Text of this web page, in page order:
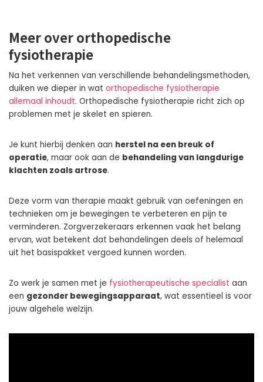
Meer over orthopedische
fysiotherapie
Na het verkennen van verschillende behandelingsmethoden,
duiken we dieper in wat orthopedische fysiotherapie
allemaal inhoudt. Orthopedische fysiotherapie richt zich op
problemen met je skelet en spieren.
Je kunt hierbij denken aan herstel na een breuk of
operatie, maar ook aan de behandeling van langdurige
klachten zoals artrose.
Deze vorm van therapie maakt gebruik van oefeningen en
technieken om je bewegingen te verbeteren en pijn te
verminderen. Zorgverzekeraars erkennen vaak het belang
ervan, wat betekent dat behandelingen deels of helemaal
uit het basispakket vergoed kunnen worden.
Zo werk je samen met je fysiotherapeutische specialist aan
een gezonder bewegingsapparaat, wat essentieel is voor
jouw algehele welzijn.